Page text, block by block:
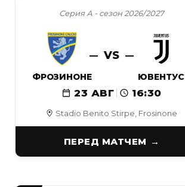
Stadio Benito Stirpe, Frosinone
Серия А - сезон 2026/2027
ФРОЗИНОНЕ
VS
ЮВЕНТУС
23 АВГ 16:30
ПЕРЕД МАТЧЕМ